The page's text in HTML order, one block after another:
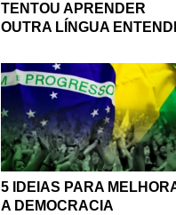
TENTOU APRENDER
OUTRA LÍNGUA
5 IDEIAS PARA
A DEMOCRACIA